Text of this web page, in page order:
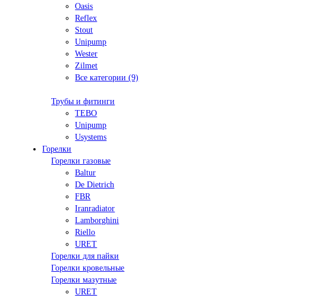
Oasis
Reflex
Stout
Unipump
Wester
Zilmet
Все категории (9)
Трубы и фитинги
TEBO
Unipump
Usystems
Горелки
Горелки газовые
Baltur
De Dietrich
FBR
Iranradiator
Lamborghini
Riello
URET
Горелки для пайки
Горелки кровельные
Горелки мазутные
URET